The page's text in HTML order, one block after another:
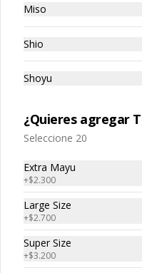
Extras
EN ESPERA
ENVASE
Miso
Shio
Shoyu
¿Quieres agregar
Seleccione 20
Extra Mayu
+$2.300
Large Size
+$2.700
Super Size
+$3.200